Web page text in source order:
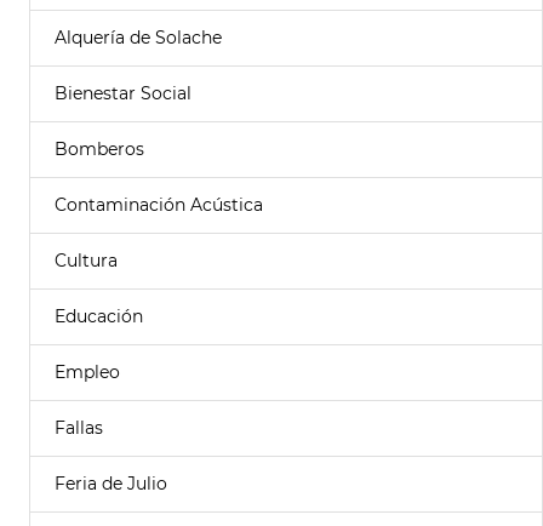
Alquería de Solache
Bienestar Social
Bomberos
Contaminación Acústica
Cultura
Educación
Empleo
Fallas
Feria de Julio